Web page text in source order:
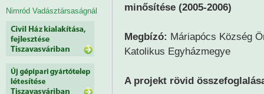
minősítése (2005-2006)
Megbízó: Máriapócs Község
Katolikus Egyházmegye
A projekt rövid
Nimród Vadásztársaságnál